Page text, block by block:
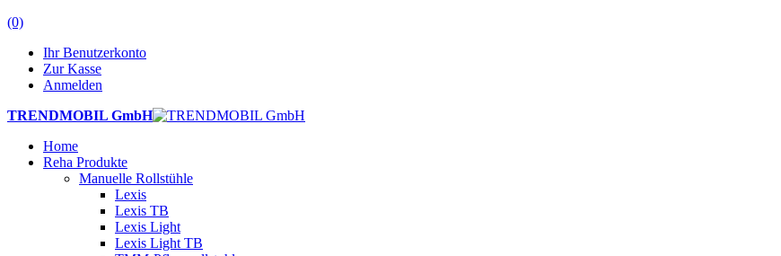
(0)
Ihr Benutzerkonto
Zur Kasse
Anmelden
TRENDMOBIL GmbH
Home
Reha Produkte
Manuelle Rollstühle
Lexis
Lexis TB
Lexis Light
Lexis Light TB